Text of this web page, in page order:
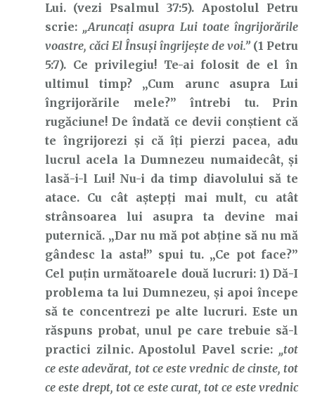
Lui. (vezi Psalmul 37:5). Apostolul Petru
scrie: „Aruncaţi asupra Lui toate îngrijorările
voastre, căci El Însuşi îngrijeşte de voi.” (1 Petru
5:7). Ce privilegiu! Te-ai folosit de el în
ultimul timp? „Cum arunc asupra Lui
îngrijorările mele?” întrebi tu. Prin
rugăciune! De îndată ce devii conștient că
te îngrijorezi și că îți pierzi pacea, adu
lucrul acela la Dumnezeu numaidecât, și
lasă-i-l Lui! Nu-i da timp diavolului să te
atace. Cu cât aștepți mai mult, cu atât
strânsoarea lui asupra ta devine mai
puternică. „Dar nu mă pot abține să nu mă
gândesc la asta!” spui tu. „Ce pot face?”
Cel puțin următoarele două lucruri: 1) Dă-I
problema ta lui Dumnezeu, și apoi începe
să te concentrezi pe alte lucruri. Este un
răspuns probat, unul pe care trebuie să-l
practici zilnic. Apostolul Pavel scrie: „tot
ce este adevărat, tot ce este vrednic de cinste, tot
ce este drept, tot ce este curat, tot ce este vrednic